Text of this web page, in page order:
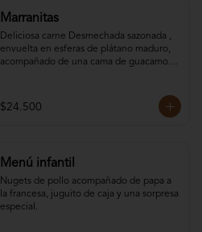
Marranitas
Deliciosa carne Desmechada sazonada ,
envuelta en esferas de plátano maduro,
acompañado de una cama de guacamole
3 personas.
$24.500
Menú infantil
Nugets de pollo acompañado de papa a
la francesa, juguito de caja y una sorpresa
especial.